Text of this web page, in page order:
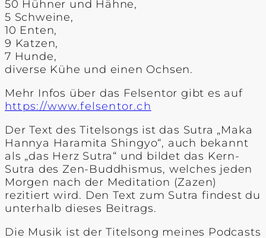
50 Hühner und Hähne,
5 Schweine,
10 Enten,
9 Katzen,
7 Hunde,
diverse Kühe und einen Ochsen.
Mehr Infos über das Felsentor gibt es auf
https://www.felsentor.ch
Der Text des Titelsongs ist das Sutra „Maka
Hannya Haramita Shingyo“, auch bekannt
als „das Herz Sutra“ und bildet das Kern-
Sutra des Zen-Buddhismus, welches jeden
Morgen nach der Meditation (Zazen)
rezitiert wird. Den Text zum Sutra findest du
unterhalb dieses Beitrags.
Die Musik ist der Titelsong meines Podcasts